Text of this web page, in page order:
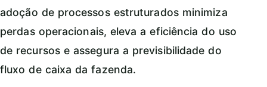
adoção de processos estruturados minimiza
perdas operacionais, eleva a eficiência do uso
de recursos e assegura a previsibilidade do
fluxo de caixa da fazenda.